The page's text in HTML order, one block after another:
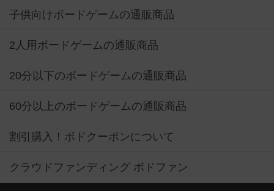
子供向けボードゲームの通販商品
2人用ボードゲームの通販商品
20分以下のボードゲームの通販商品
60分以上のボードゲームの通販商品
割引購入！ボドクーポンについて
クラウドファンディング ボドファン